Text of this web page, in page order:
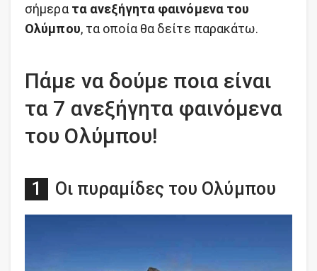
σήμερα τα ανεξήγητα φαινόμενα του
Ολύμπου, τα οποία θα δείτε παρακάτω.
Πάμε να δούμε ποια είναι
τα 7 ανεξήγητα φαινόμενα
του Ολύμπου!
Οι πυραμίδες του Ολύμπου